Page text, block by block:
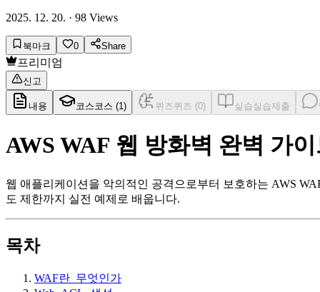
2025. 12. 20. · 98 Views
북마크 0 Share
프리미엄
신고
내용 코스 코스 (1 ) 퀴즈퀴즈 (0) 실습실습제출
AWS WAF 웹 방화벽 완벽 가
웹 애플리케이션을 악의적인 공격으로부터 보호하는 AWS
도 제한까지 실전 예제로 배웁니다.
목차
WAF란_무엇인가